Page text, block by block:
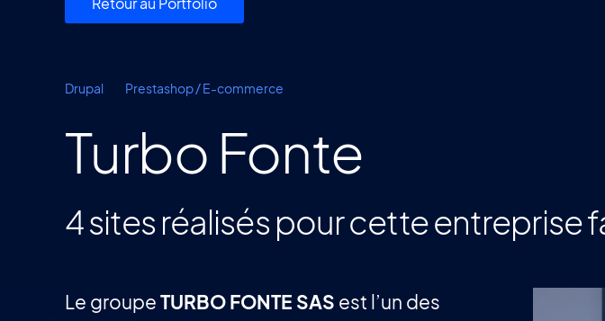
Drupal Prestashop / E-commerce
Turbo Fonte
4 sites réalisés pour cette entreprise
Le groupeTURBO FONTE SAS est l’un des